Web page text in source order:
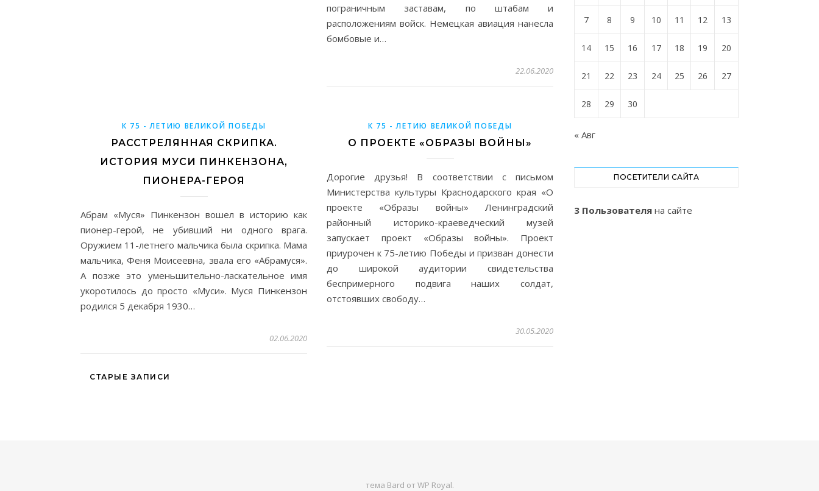
пограничным заставам, по штабам и
расположениям войск. Немецкая авиация нанесла
бомбовые и…
22.06.2020
К 75 - ЛЕТИЮ ВЕЛИКОЙ ПОБЕДЫ
РАССТРЕЛЯННАЯ СКРИПКА.
ИСТОРИЯ МУСИ ПИНКЕНЗОНА,
ПИОНЕРА-ГЕРОЯ
Абрам «Муся» Пинкензон вошел в историю как
пионер-герой, не убивший ни одного врага.
Оружием 11-летнего мальчика была скрипка. Мама
мальчика, Феня Моисеевна, звала его «Абрамуся».
А позже это уменьшительно-ласкательное имя
укоротилось до просто «Муси». Муся Пинкензон
родился 5 декабря 1930…
02.06.2020
К 75 - ЛЕТИЮ ВЕЛИКОЙ ПОБЕДЫ
О ПРОЕКТЕ «ОБРАЗЫ ВОЙНЫ»
Дорогие друзья! В соответствии с письмом
Министерства культуры Краснодарского края «О
проекте «Образы войны» Ленинградский
районный историко-краеведческий музей
запускает проект «Образы войны». Проект
приурочен к 75-летию Победы и призван донести
до широкой аудитории свидетельства
беспримерного подвига наших солдат,
отстоявших свободу…
30.05.2020
СТАРЫЕ ЗАПИСИ
7 8 9 10 11 12 13
14 15 16 17 18 19 20
21 22 23 24 25 26 27
28 29 30
« Авг
ПОСЕТИТЕЛИ САЙТА
3 Пользователя на сайте
тема Bard от WP Royal.